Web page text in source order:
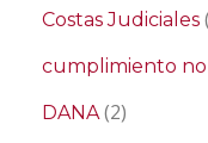
Costas Judiciales
cumplimiento
DANA(2)